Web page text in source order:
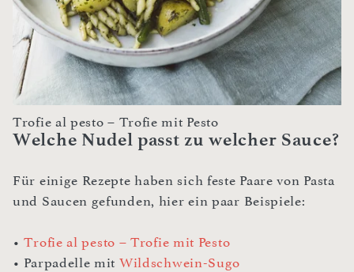
Trofie al pesto – Trofie mit Pesto
Welche Nudel passt zu welcher Sauce?
Für einige Rezepte haben sich feste Paare von Pasta
und Saucen gefunden, hier ein paar Beispiele:
•Trofie al pesto – Trofie mit Pesto
• Parpadelle mit Wildschwein-Sugo